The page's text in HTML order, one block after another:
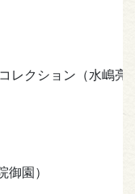
レクション（水嶋亮
御園）